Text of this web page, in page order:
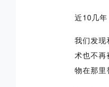
近10几年
我们发现
术也不再
物在那里